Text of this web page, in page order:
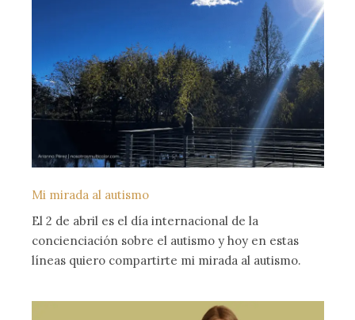
Mi mirada al autismo
El 2 de abril es el día internacional de la
concienciación sobre el autismo y hoy en estas
líneas quiero compartirte mi mirada al autismo.